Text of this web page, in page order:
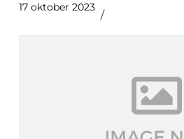
17 oktober 2023